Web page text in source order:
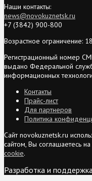
Наши контакты:
news@novokuznetsk.ru
+7 (3842) 900-800
Возрастное ограничение:
Регистрационный номер
выдано Федеральной
информационных
Контакты
Прайс-лист
Для партнеров
Политика
Сайт novokuznetsk.ru
сайтом, Вы соглашаетесь
cookie.
Разработка и